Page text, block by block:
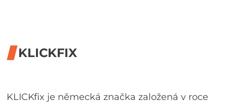
KLICKFIX
KLICKfix je německá značka založená v roce